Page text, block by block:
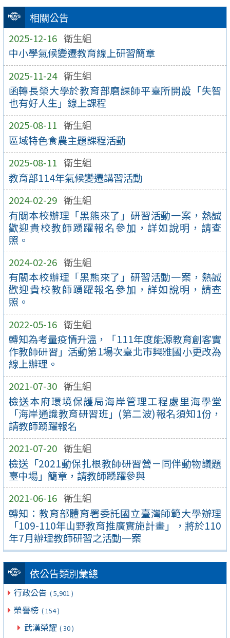
相關公告
2025-12-16 衛生組
中小學氣候變遷教育線上研習簡章
2025-11-24 衛生組
函轉長榮大學於教育部磨課師平臺所開設「失智
也有好人生」線上課程
2025-08-11 衛生組
區域特色食農主題課程活動
2025-08-11 衛生組
教育部114年氣候變遷講習活動
2024-02-29 衛生組
有關本校辦理「黑熊來了」研習活動一案，熱誠
歡迎貴校教師踴躍報名參加，詳如說明，請查
照。
2024-02-26 衛生組
有關本校辦理「黑熊來了」研習活動一案，熱誠
歡迎貴校教師踴躍報名參加，詳如說明，請查
照。
2022-05-16 衛生組
轉知為考量疫情升溫，「111年度能源教育創客實
作教師研習」活動第1場次臺北市興雅國小更改為
線上辦理。
2021-07-30 衛生組
檢送本府環境保護局海岸管理工程處里海學堂
「海岸通識教育研習班」(第二波)報名須知1份，
請教師踴躍報名
2021-07-20 衛生組
檢送「2021動保扎根教師研習營－同伴動物議題
臺中場」簡章，請教師踴躍參與
2021-06-16 衛生組
轉知：教育部體育署委託國立臺灣師範大學辦理
「109-110年山野教育推廣實施計畫」，將於110
年7月辦理教師研習之活動一案
依公告類別彙總
行政公告 ( 5,901 )
榮譽榜 ( 154 )
武漢榮耀 ( 30 )